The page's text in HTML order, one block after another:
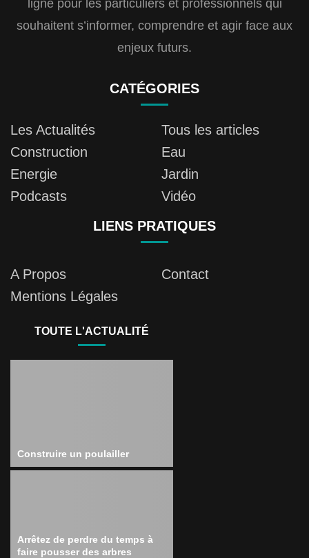
ligne pour les particuliers et professionnels qui
souhaitent s’informer, comprendre et agir face aux
enjeux futurs.
CATÉGORIES
Les Actualités
Tous les articles
Construction
Eau
Energie
Jardin
Podcasts
Vidéo
LIENS PRATIQUES
A Propos
Contact
Mentions Légales
TOUTE L'ACTUALITÉ
Construire un poulailler
Arrêtez de perdre du temps à
faire pousser des arbres